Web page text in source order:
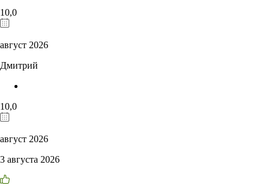
10,0
август 2026
Дмитрий
10,0
август 2026
3 августа 2026